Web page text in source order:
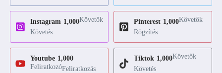
Instagram 1,000Követők
Követés
Pinterest 1,000Követők
Rögzítés
Youtube 1,000
FeliratkozóFeliratkozás
Tiktok 1,000Követők
Követés